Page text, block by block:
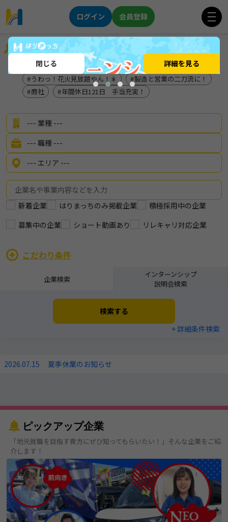
ログイン 会員登録
企業を探す
明石
「やりたい」を地元で叶える！
うわっ！花火見放題やん！🎇
製造と営業の二刀流に！
商社
年間休日121日 手当充実！
新着企業 はりまっちのみ掲載企業
積極採用中の企業
募集中の企業
ショート動画あり リレキャリ対応企業
こだわり条件
企業検索
インターンシップ
説明会検索
検索する
+ 詳細条件検索
2026.07.15 夏季休業のお知らせ
ピックアップ企業
「地元就職を目指す貴方にぜひ知ってもらいたい！」そんな企業をご紹
介します！
閉じる 詳細を見る